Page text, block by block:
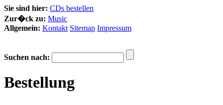
Sie sind hier: CDs bestellen
Zur�ck zu: Music
Allgemein: Kontakt Sitemap Impressum
Suchen nach:
Bestellung